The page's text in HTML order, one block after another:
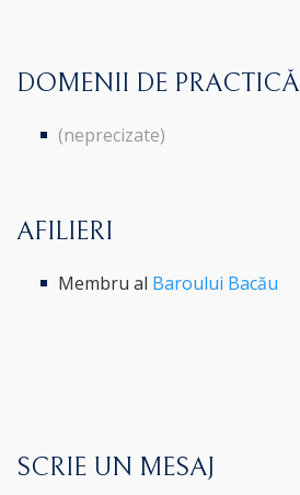
DOMENII DE PRACTICĂ
(neprecizate)
AFILIERI
Membru al Baroului Bacău
SCRIE UN MESAJ